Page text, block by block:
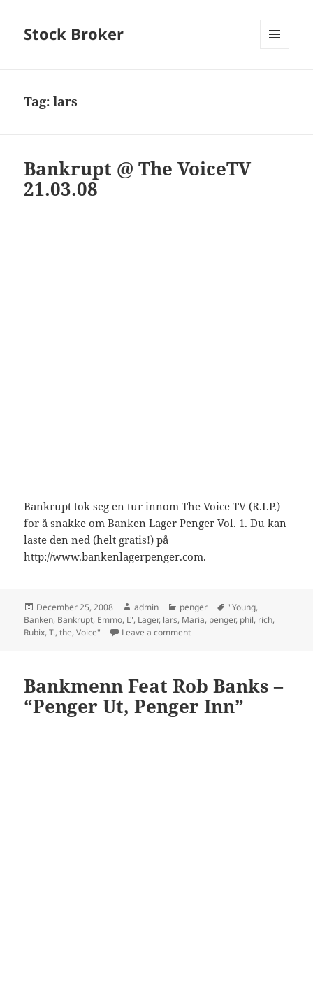
Stock Broker
Tag:lars
Bankrupt @ The VoiceTV
21.03.08
Bankrupt tok seg en tur innom The Voice TV (R.I.P.)
for å snakke om Banken Lager Penger Vol. 1. Du kan
laste den ned (helt gratis!) på
http://www.bankenlagerpenger.com.
Posted
on
December 25, 2008 Author
admin Categories
penger Tags
"Young,
Banken, Bankrupt, Emmo, L", Lager, lars, Maria, penger, phil, rich,
Rubix,T.,the,Voice" Leave a commenton Bankrupt @ The VoiceTV
Bankmenn Feat Rob Banks –
“Penger Ut, Penger Inn”